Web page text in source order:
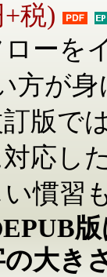
+税)
ーを
方が
版で
応し
慣習
EPUB
大き